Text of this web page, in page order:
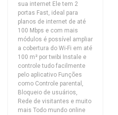
sua internet Ele tem 2
portas Fast, ideal para
planos de internet de até
100 Mbps e com mais
módulos é possível ampliar
a cobertura do Wi-Fi em até
100 m² por twibi Instale e
controle tudo facilmente
pelo aplicativo Funções
como Controle parental,
Bloqueio de usuários,
Rede de visitantes e muito
mais Todo mundo online